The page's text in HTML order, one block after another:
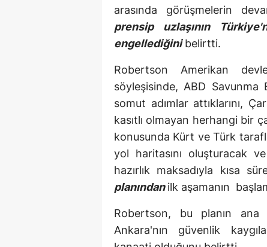
arasında görüşmelerin
prensip uzlaşının
engellediğinibelirtti.
Robertson Amerikan
söyleşisinde, ABD Savunma
somut adımlar attıklarını,
kasıtlı olmayan herhangi bir
konusunda Kürt ve Türk
yol haritasını oluşturacak
hazırlık maksadıyla kısa
planındanilk aşamanın
Robertson, bu planın ana
Ankara'nın güvenlik